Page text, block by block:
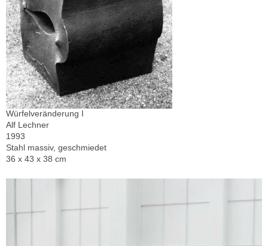
Würfelveränderung I
Alf Lechner
1993
Stahl massiv, geschmiedet
36 x 43 x 38 cm